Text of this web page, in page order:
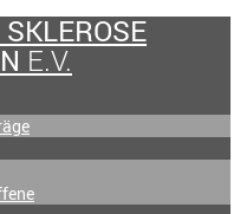
SKLEROSE
E.V.